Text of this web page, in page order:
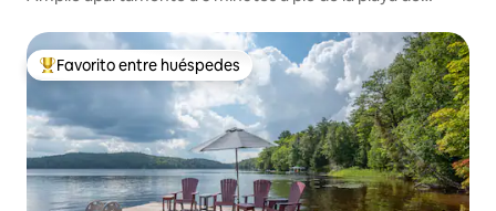
Favorito entre huéspedes preferido
Favorito entre huéspedes